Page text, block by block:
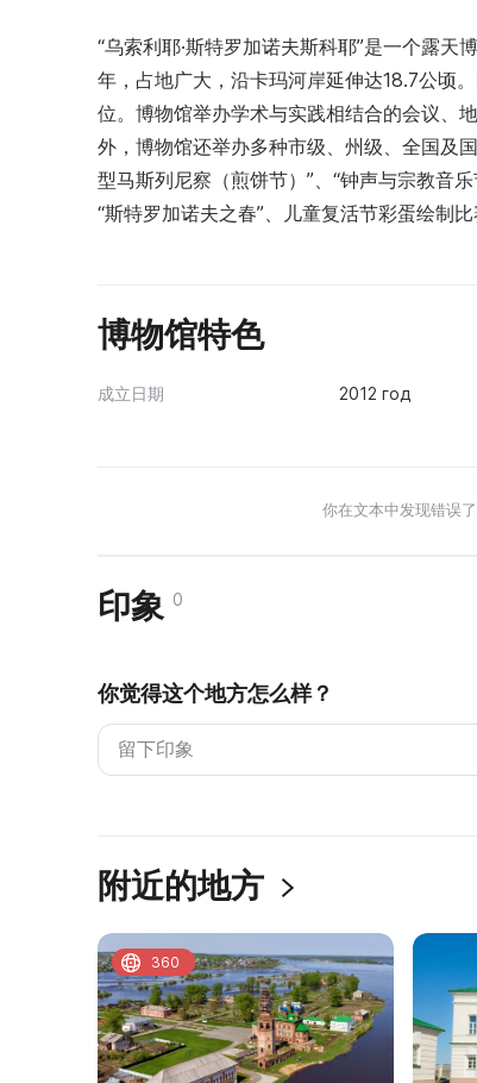
“乌索利耶·斯特罗加诺夫斯科耶”是一个露
年，占地广大，沿卡玛河岸延伸达18.7公顷
位。博物馆举办学术与实践相结合的会议、
外，博物馆还举办多种市级、州级、全国及
型马斯列尼察（煎饼节）”、“钟声与宗教音
“斯特罗加诺夫之春”、儿童复活节彩蛋绘制
博物馆特色
成立日期 2012 год
你在文本中发现错误
印象 0
你觉得这个地方怎么样？
附近的地方
360